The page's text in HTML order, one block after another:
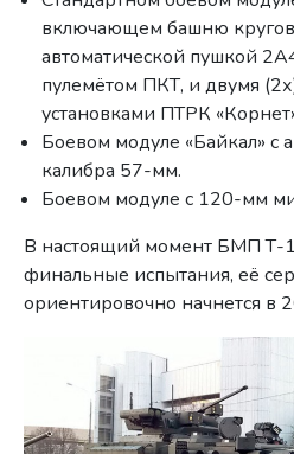
включающем башню
автоматической пушкой
пулемётом ПКТ, и двумя
установками ПТРК
Боевом модуле «Байкал» с
калибра 57-мм.
Боевом модуле с 120-мм
В настоящий момент БМП Т-
финальные испытания, её
ориентировочно начнется в